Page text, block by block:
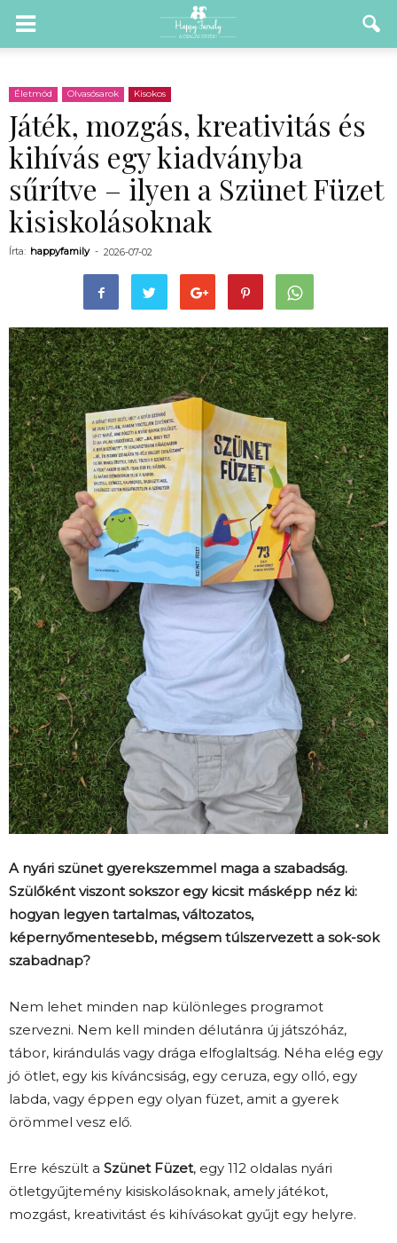
Életmód Olvasósarok Kisokos
Játék, mozgás, kreativitás és
kihívás egy kiadványba
sűrítve – ilyen a Szünet Füzet
kisiskolásoknak
Írta: happyfamily - 2026-07-02
A nyári szünet gyerekszemmel maga a szabadság.
Szülőként viszont sokszor egy kicsit másképp néz ki:
hogyan legyen tartalmas, változatos,
képernyőmentesebb, mégsem túlszervezett a sok-sok
szabadnap?
Nem lehet minden nap különleges programot
szervezni. Nem kell minden délutánra új játszóház,
tábor, kirándulás vagy drága elfoglaltság. Néha elég egy
jó ötlet, egy kis kíváncsiság, egy ceruza, egy olló, egy
labda, vagy éppen egy olyan füzet, amit a gyerek
örömmel vesz elő.
Erre készült a Szünet Füzet, egy 112 oldalas nyári
ötletgyűjtemény kisiskolásoknak, amely játékot,
mozgást, kreativitást és kihívásokat gyűjt egy helyre.